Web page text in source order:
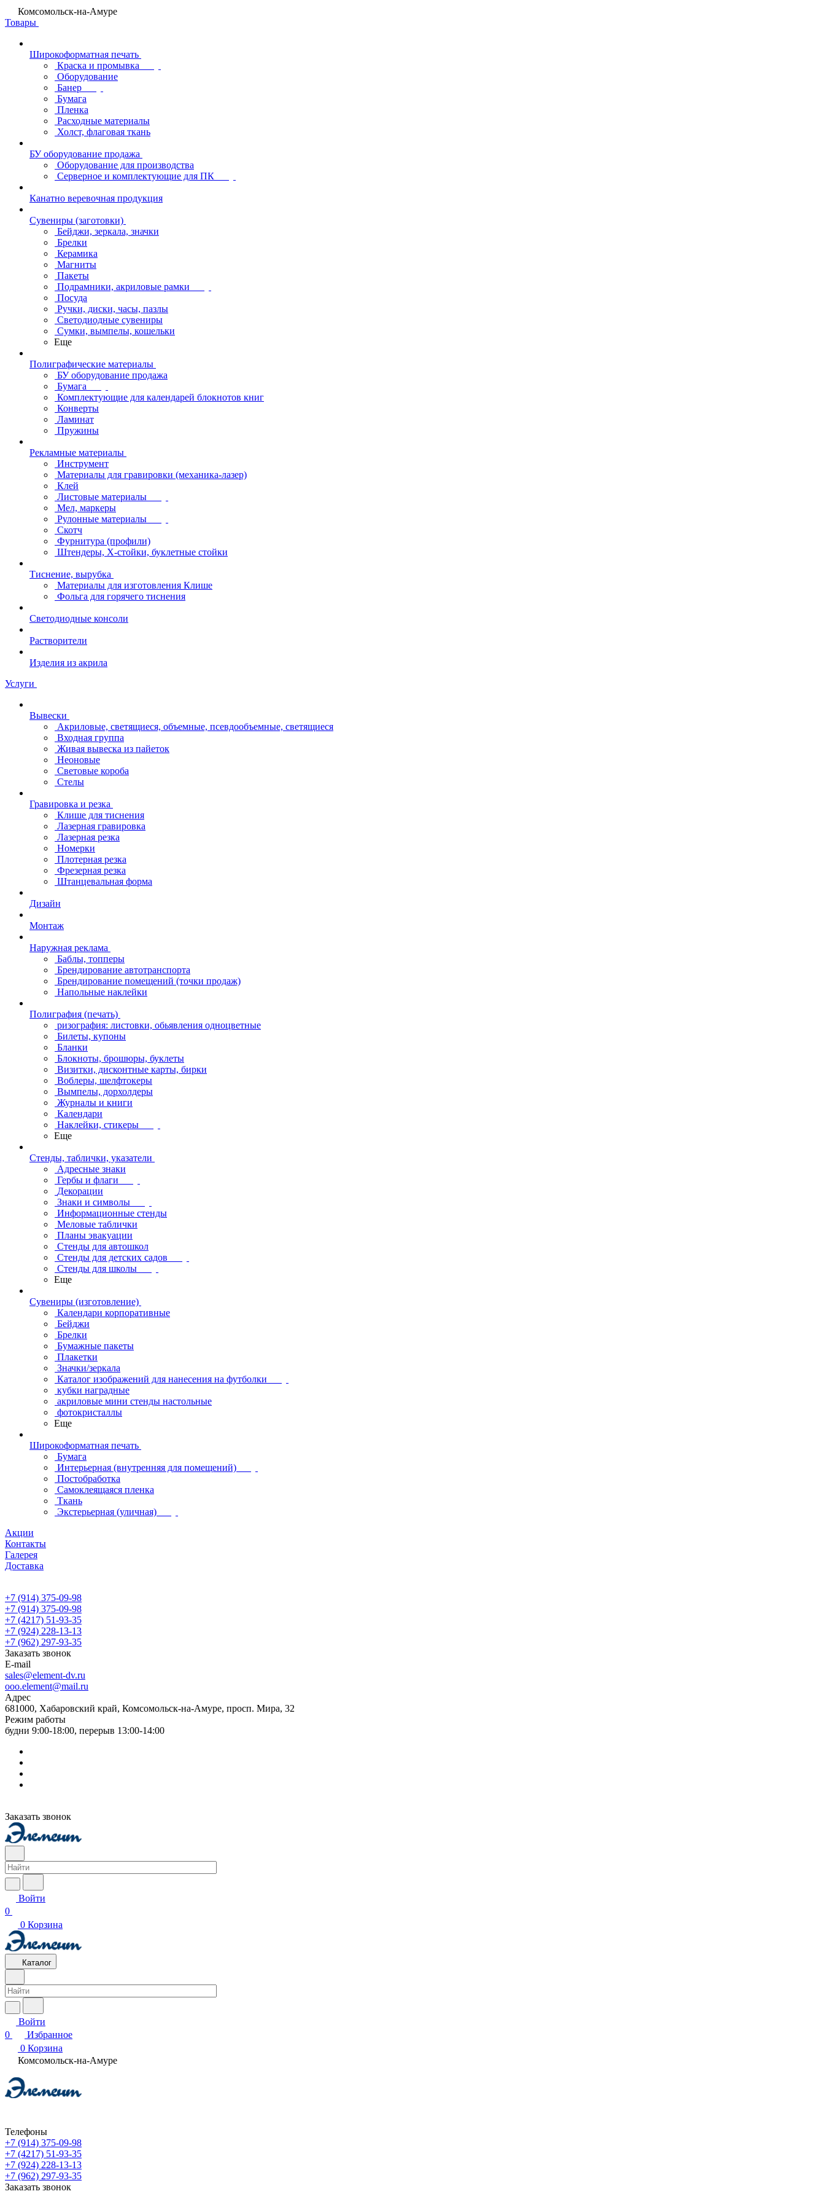
Комсомольск-на-Амуре
Товары
Широкоформатная печать
Краска и промывка
Оборудование
Банер
Бумага
Пленка
Расходные материалы
Холст, флаговая ткань
БУ оборудование продажа
Оборудование для производства
Серверное и комплектующие для ПК
Канатно веревочная продукция
Сувениры (заготовки)
Бейджи, зеркала, значки
Брелки
Керамика
Магниты
Пакеты
Подрамники, акриловые рамки
Посуда
Ручки, диски, часы, пазлы
Светодиодные сувениры
Сумки, вымпелы, кошельки
Еще
Полиграфические материалы
БУ оборудование продажа
Бумага
Комплектующие для календарей блокнотов книг
Конверты
Ламинат
Пружины
Рекламные материалы
Инструмент
Материалы для гравировки (механика-лазер)
Клей
Листовые материалы
Мел, маркеры
Рулонные материалы
Скотч
Фурнитура (профили)
Штендеры, Х-стойки, буклетные стойки
Тиснение, вырубка
Материалы для изготовления Клише
Фольга для горячего тиснения
Светодиодные консоли
Растворители
Изделия из акрила
Услуги
Вывески
Акриловые, светящиеся, объемные, псевдообъемные, светящиеся
Входная группа
Живая вывеска из пайеток
Неоновые
Световые короба
Стелы
Гравировка и резка
Клише для тиснения
Лазерная гравировка
Лазерная резка
Номерки
Плотерная резка
Фрезерная резка
Штанцевальная форма
Дизайн
Монтаж
Наружная реклама
Баблы, топперы
Брендирование автотранспорта
Брендирование помещений (точки продаж)
Напольные наклейки
Полиграфия (печать)
ризография: листовки, обьявления одноцветные
Билеты, купоны
Бланки
Блокноты, брошюры, буклеты
Визитки, дисконтные карты, бирки
Воблеры, шелфтокеры
Вымпелы, дорхолдеры
Журналы и книги
Календари
Наклейки, стикеры
Еще
Стенды, таблички, указатели
Адресные знаки
Гербы и флаги
Декорации
Знаки и символы
Информационные стенды
Меловые таблички
Планы эвакуации
Стенды для автошкол
Стенды для детских садов
Стенды для школы
Еще
Сувениры (изготовление)
Календари корпоративные
Бейджи
Брелки
Бумажные пакеты
Плакетки
Значки/зеркала
Каталог изображений для нанесения на футболки
кубки наградные
акриловые мини стенды настольные
фотокристаллы
Еще
Широкоформатная печать
Бумага
Интерьерная (внутренняя для помещений)
Постобработка
Самоклеящаяся пленка
Ткань
Экстерьерная (уличная)
Акции
Контакты
Галерея
Доставка
+7 (914) 375-09-98
+7 (914) 375-09-98
+7 (4217) 51-93-35
+7 (924) 228-13-13
+7 (962) 297-93-35
Заказать звонок
E-mail
sales@element-dv.ru
ooo.element@mail.ru
Адрес
681000, Хабаровский край, Комсомольск-на-Амуре, просп. Мира, 32
Режим работы
будни 9:00-18:00, перерыв 13:00-14:00
Заказать звонок
Войти
0
0 Корзина
Каталог
Войти
0
Избранное
0 Корзина
Комсомольск-на-Амуре
Телефоны
+7 (914) 375-09-98
+7 (4217) 51-93-35
+7 (924) 228-13-13
+7 (962) 297-93-35
Заказать звонок